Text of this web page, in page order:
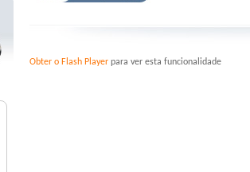
Obter o Flash Player para ver esta funcionalidade